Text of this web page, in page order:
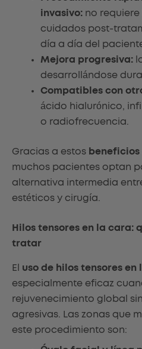
invasivo: no
cuidados post-
día a día del
Mejora progresiva:
desarrollándose
Compatibles con
ácido hialurónico,
o radiofrecuencia.
Gracias a estos beneficios
muchos pacientes optan
alternativa intermedia
estéticos y cirugía.
Hilos tensores en la cara:
tratar
El uso de hilos tensores en
especialmente eficaz
rejuvenecimiento global
agresivas. Las zonas que
este procedimiento son: